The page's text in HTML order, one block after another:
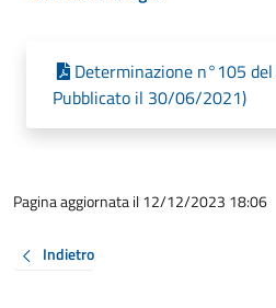
Determinazione n°105
Pubblicato il 30/06/2021)
Pagina aggiornata il 12/12/2023 18:06
Indietro